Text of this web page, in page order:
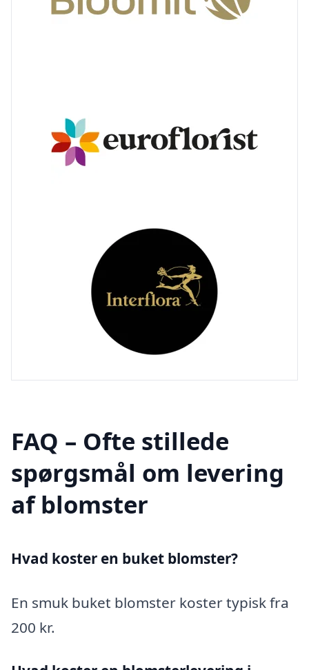
FAQ – Ofte stillede
spørgsmål om levering
af blomster
Hvad koster en buket blomster?
En smuk buket blomster koster typisk fra
200 kr.